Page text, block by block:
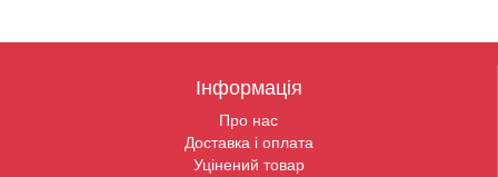
Інформація
Про нас
Доставка і оплата
Уцінений товар